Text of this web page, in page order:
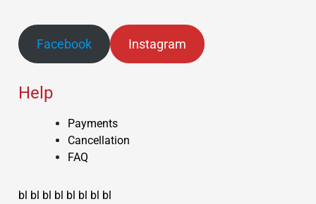
Facebook Instagram
Help
Payments
Cancellation
FAQ
bl bl bl bl bl bl bl bl